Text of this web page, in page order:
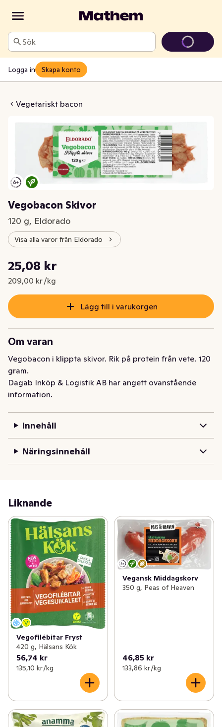
Sök
Logga in Skapa konto
Vegetariskt bacon
Skivor
Vegobacon Skivor
120 g, Eldorado
Visa alla varor från Eldorado
Nuvarande pris är: 25,08 kr
25,08 kr
209,00 kr /kg
Styckpris: 209,00 kr /kg
Lägg till i varukorgen
Om varan
Vegobacon i klippta skivor. Rik på protein från vete. 120
gram.
Dagab Inköp & Logistik AB har angett ovanstående
information.
Innehåll
Näringsinnehåll
Liknande
Vegofilébitar Fryst
420 g, Hälsans Kök
56,74 kr
135,10 kr /kg
Vegansk Middagskorv
350 g, Peas of Heaven
46,85 kr
133,86 kr /kg